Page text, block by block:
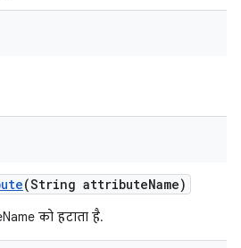
(String attributeName)
को हटाता है.